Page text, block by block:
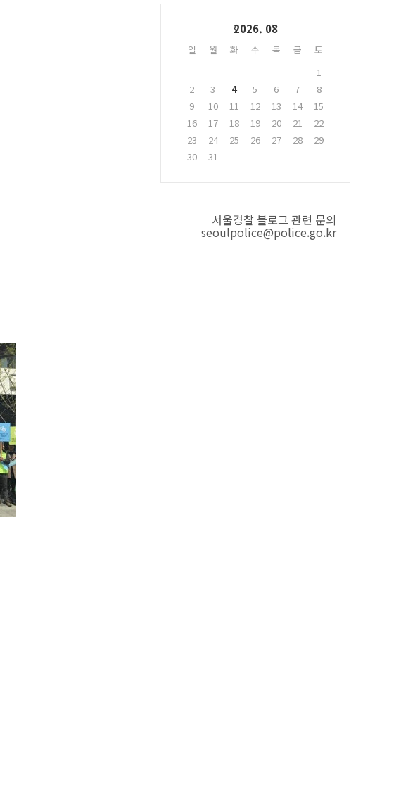
2026. 08
일 월 화 수 목 금
토
1
2
3 4 5 6 7
8
9
10 11 12 13 14
15
16
17 18 19 20 21
22
23
24 25 26 27 28
29
30
31
서울경찰 블로그 관련 문의
seoulpolice@police.go.kr